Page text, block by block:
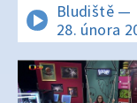
Bludiště —
28. února